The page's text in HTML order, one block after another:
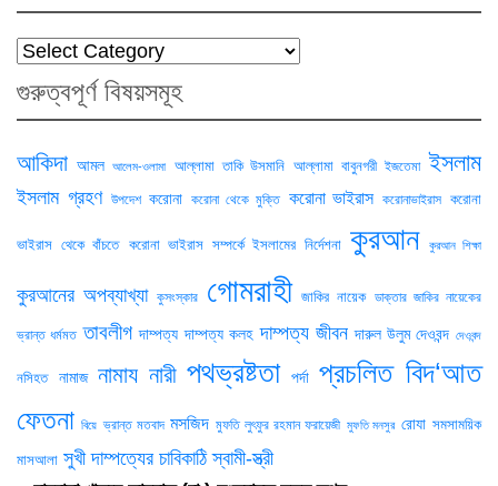
Categories
গুরুত্বপূর্ণ বিষয়সমূহ
আকিদা আমল আলেম-ওলামা আল্লামা তাকি উসমানি আল্লামা বাবুনগরী ইজতেমা ইসলাম
ইসলাম গ্রহণ উপদেশ করোনা করোনা থেকে মুক্তি করোনা ভাইরাস করোনাভাইরাস করোনা
ভাইরাস থেকে বাঁচতে করোনা ভাইরাস সম্পর্কে ইসলামের নির্দেশনা কুরআন কুরআন শিক্ষা
কুরআনের অপব্যাখ্যা কুসংস্কার গোমরাহী জাকির নায়েক ডাক্তার জাকির নায়েকের
ভ্রান্ত ধর্মমত তাবলীগ দাম্পত্য দাম্পত্য কলহ দাম্পত্য জীবন দারুল উলুম দেওবন্দ দেওবন্দ
নসিহত নামাজ নামায নারী পথভ্রষ্টতা পর্দা প্রচলিত বিদ‘আত
ফেতনা বিয়ে ভ্রান্ত মতবাদ মসজিদ মুফতি লুৎফুর রহমান ফরায়েজী মুফতি মনসুর রোযা সমসাময়িক
মাসআলা সুখী দাম্পত্যের চাবিকাঠি স্বামী-স্ত্রী